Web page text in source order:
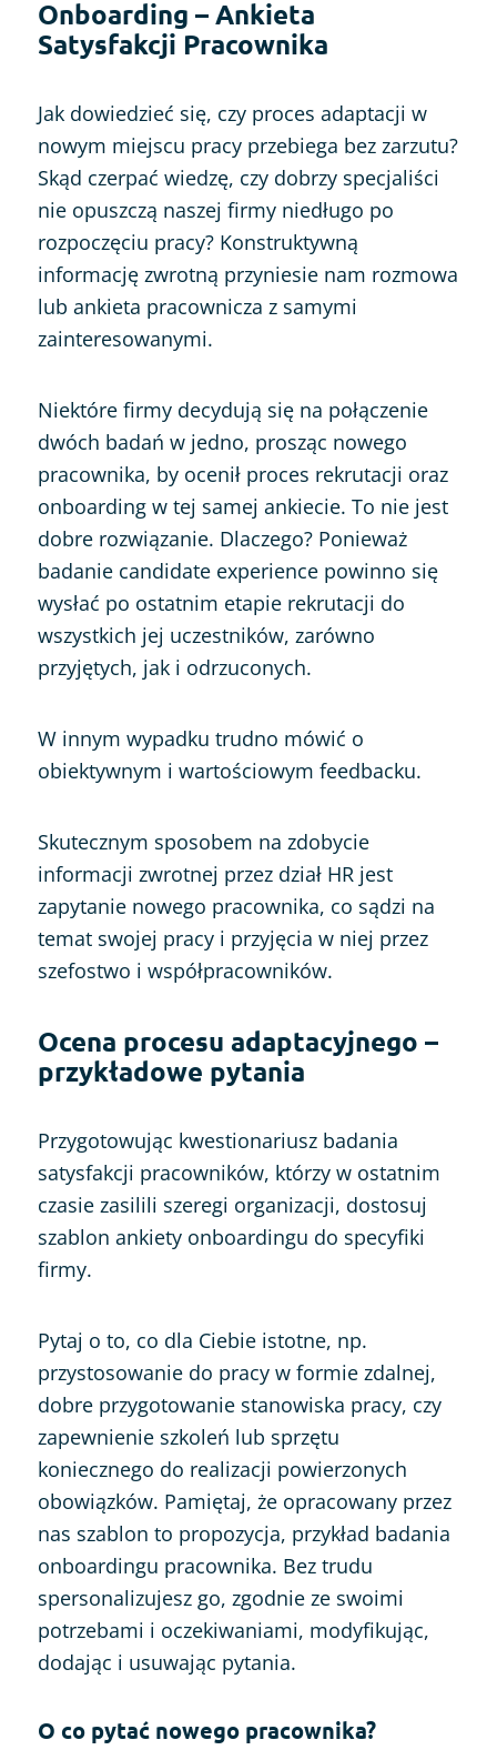
Onboarding – Ankieta
Satysfakcji Pracownika
Jak dowiedzieć się, czy proces adaptacji w
nowym miejscu pracy przebiega bez zarzutu?
Skąd czerpać wiedzę, czy dobrzy specjaliści
nie opuszczą naszej firmy niedługo po
rozpoczęciu pracy? Konstruktywną
informację zwrotną przyniesie nam rozmowa
lub ankieta pracownicza z samymi
zainteresowanymi.
Niektóre firmy decydują się na połączenie
dwóch badań w jedno, prosząc nowego
pracownika, by ocenił proces rekrutacji oraz
onboarding w tej samej ankiecie. To nie jest
dobre rozwiązanie. Dlaczego? Ponieważ
badanie candidate experience powinno się
wysłać po ostatnim etapie rekrutacji do
wszystkich jej uczestników, zarówno
przyjętych, jak i odrzuconych.
W innym wypadku trudno mówić o
obiektywnym i wartościowym feedbacku.
Skutecznym sposobem na zdobycie
informacji zwrotnej przez dział HR jest
zapytanie nowego pracownika, co sądzi na
temat swojej pracy i przyjęcia w niej przez
szefostwo i współpracowników.
Ocena procesu adaptacyjnego –
przykładowe pytania
Przygotowując kwestionariusz badania
satysfakcji pracowników, którzy w ostatnim
czasie zasilili szeregi organizacji, dostosuj
szablon ankiety onboardingu do specyfiki
firmy.
Pytaj o to, co dla Ciebie istotne, np.
przystosowanie do pracy w formie zdalnej,
dobre przygotowanie stanowiska pracy, czy
zapewnienie szkoleń lub sprzętu
koniecznego do realizacji powierzonych
obowiązków. Pamiętaj, że opracowany przez
nas szablon to propozycja, przykład badania
onboardingu pracownika. Bez trudu
spersonalizujesz go, zgodnie ze swoimi
potrzebami i oczekiwaniami, modyfikując,
dodając i usuwając pytania.
O co pytać nowego pracownika?